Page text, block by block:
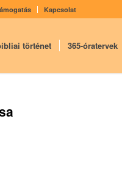
Kapcsolat
történet 365-óratervek